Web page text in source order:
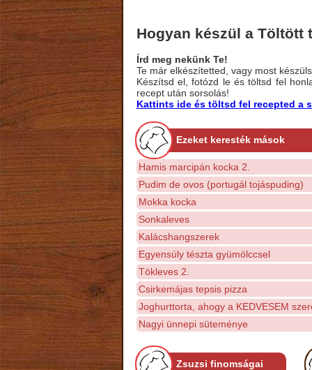
Hogyan készül a Töltött
Írd meg nekünk Te!
Te már elkészítetted, vagy most
Készítsd el, fotózd le és töltsd fel
recept után sorsolás!
Kattints ide és töltsd fel recepted a
Ezeket keresték mások
Hamis marcipán kocka 2.
Pudim de ovos (portugál tojáspuding)
Mokka kocka
Sonkaleves
Kalácshangszerek
Egyensúly tészta gyümölccsel
Tökleves 2.
Csirkemájas tepsis pizza
Joghurttorta, ahogy a KEDVESEM
Nagyi ünnepi süteménye
Zsuzsi finomságai